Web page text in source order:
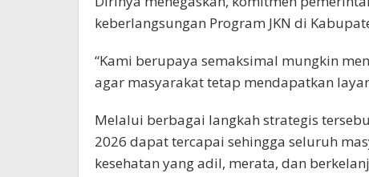
keberlangsungan Program JKN di
“Kami berupaya semaksimal mungkin
agar masyarakat tetap mendapatkan
Melalui berbagai langkah strategis
2026 dapat tercapai sehingga seluruh
kesehatan yang adil, merata, dan